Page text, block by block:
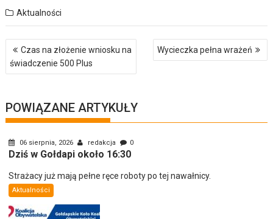
Aktualności
Nawigacja
wpisu
Czas na złożenie wniosku na
świadczenie 500 Plus
Wycieczka pełna wrażeń
POWIĄZANE ARTYKUŁY
06 sierpnia, 2026 redakcja 0
Dziś w Gołdapi około 16:30
Strażacy już mają pełne ręce roboty po tej nawałnicy.
Aktualności